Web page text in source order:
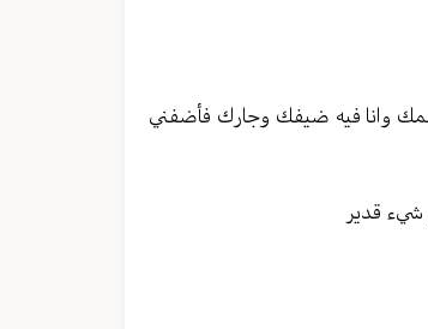
وانا فيه ضيفك وجارك فأضفني
شيء قدير